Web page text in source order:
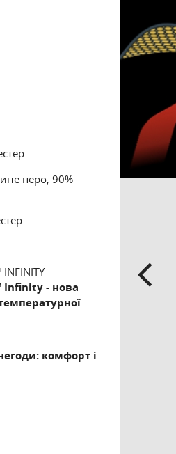
перо, 90%
Infinity - нова
комфорт і
води і